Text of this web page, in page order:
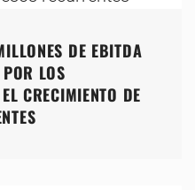
DE EBITDA
LOS
CRECIMIENTO DE